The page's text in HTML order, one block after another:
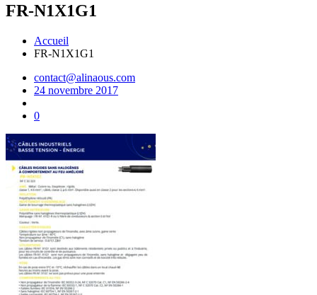
FR-N1X1G1
Accueil
FR-N1X1G1
contact@alinaous.com
24 novembre 2017
0